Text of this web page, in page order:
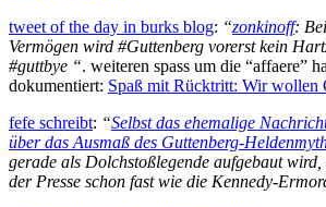
tweet of the day in burks blog: “zonkinoff:
Vermögen wird #Guttenberg vorerst kein
#guttbye “. weiteren spass um die “affaere”
dokumentiert: Spaß mit Rücktritt: Wir wollen
fefe schreibt: “Selbst das ehemalige
über das Ausmaß des Guttenberg-
gerade als Dolchstoßlegende aufgebaut
der Presse schon fast wie die Kennedy-